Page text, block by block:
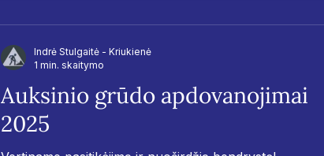
Auksinio grūdo apdovanojimai
2025
Indrė Stulgaitė - Kriukienė
1 min. skaitymo